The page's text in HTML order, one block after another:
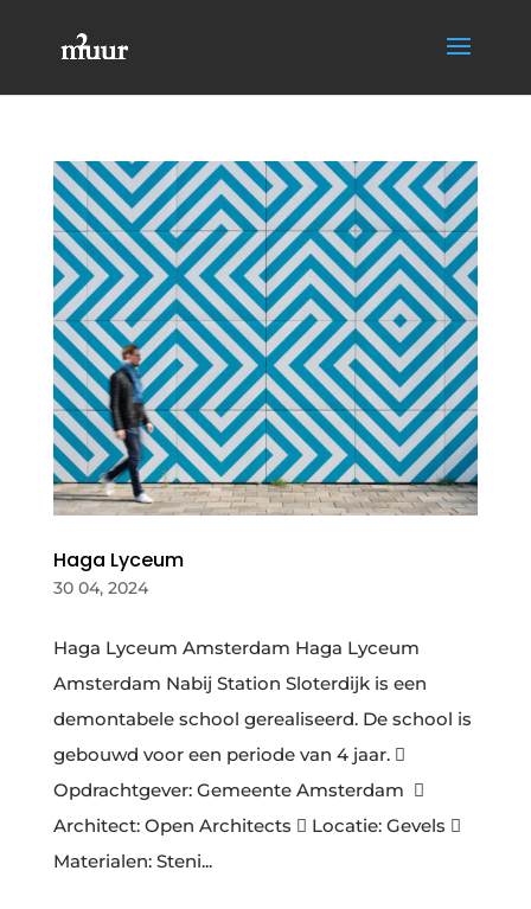
Haga Lyceum
30 04, 2024
Haga Lyceum Amsterdam Haga Lyceum
Amsterdam Nabij Station Sloterdijk is een
demontabele school gerealiseerd. De school is
gebouwd voor een periode van 4 jaar. 
Opdrachtgever: Gemeente Amsterdam ​ 
Architect: Open Architects  Locatie: Gevels 
Materialen: Steni...